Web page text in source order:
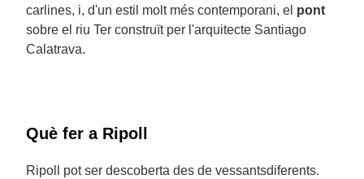
carlines, i, d'un estil molt més contemporani, el pont
sobre el riu Ter construït per l'arquitecte Santiago
Calatrava.
Què fer a Ripoll
Ripoll pot ser descoberta des de vessantsdiferents.